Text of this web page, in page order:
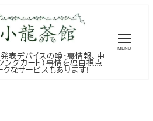
表デバイスの噂・裏情報、中
ングカート）事情を独自視点
なサービスもあります!
MENU